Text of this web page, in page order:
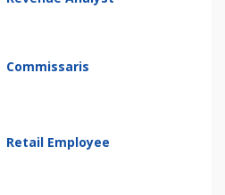
Commissaris
Retail Employee